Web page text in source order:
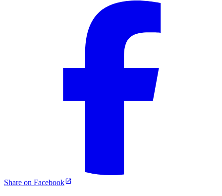
Share on Facebook